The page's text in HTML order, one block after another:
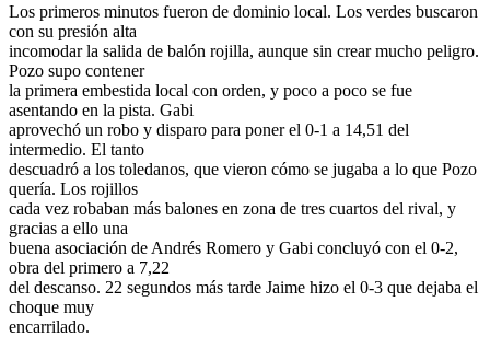
Los primeros minutos fueron de dominio local. Los verdes buscaron
con su presión alta
incomodar la salida de balón rojilla, aunque sin crear mucho peligro.
Pozo supo contener
la primera embestida local con orden, y poco a poco se fue
asentando en la pista. Gabi
aprovechó un robo y disparo para poner el 0-1 a 14,51 del
intermedio. El tanto
descuadró a los toledanos, que vieron cómo se jugaba a lo que Pozo
quería. Los rojillos
cada vez robaban más balones en zona de tres cuartos del rival, y
gracias a ello una
buena asociación de Andrés Romero y Gabi concluyó con el 0-2,
obra del primero a 7,22
del descanso. 22 segundos más tarde Jaime hizo el 0-3 que dejaba el
choque muy
encarrilado.